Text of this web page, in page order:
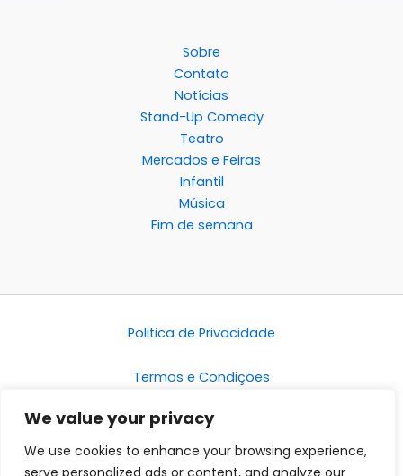
We value your privacy
We use cookies to enhance your browsing experience,
serve personalized ads or content, and analyze our
Sobre
Contato
Notícias
Stand-Up Comedy
Teatro
Mercados e Feiras
Infantil
Música
Fim de semana
Politica de Privacidade
Termos e Condições
Disclaimer